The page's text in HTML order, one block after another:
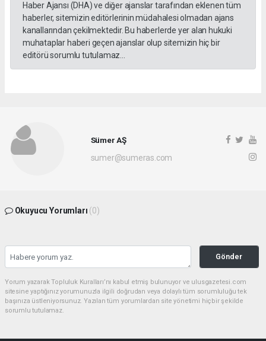
Haber Ajansı (DHA) ve diğer ajanslar tarafından eklenen tüm
haberler, sitemizin editörlerinin müdahalesi olmadan ajans
kanallarından çekilmektedir. Bu haberlerde yer alan hukuki
muhataplar haberi geçen ajanslar olup sitemizin hiç bir
editörü sorumlu tutulamaz...
Sümer AŞ
sumer@sumeras.com
Okuyucu Yorumları (0)
Gönder
Yorum yazarak Topluluk Kuralları’nı kabul etmiş bulunuyor ve ulusgazetesi.com
sitesine yaptığınız yorumunuzla ilgili doğrudan veya dolaylı tüm sorumluluğu tek
başınıza üstleniyorsunuz. Yazılan tüm yorumlardan site yönetimi hiçbir şekilde
sorumlu tutulamaz.